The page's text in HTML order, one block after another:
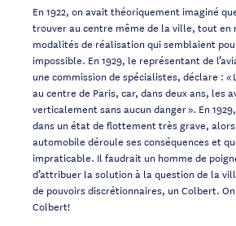
En 1922, on avait théoriquement imaginé
trouver au centre même de la ville, tout en
modalités de réalisation qui semblaient
impossible. En 1929, le représentant de
une commission de spécialistes, déclare : «
au centre de Paris, car, dans deux ans, les
verticalement sans aucun danger ». En
dans un état de flottement très grave, alors
automobile déroule ses conséquences et
impraticable. Il faudrait un homme de
d’attribuer la solution à la question de la
de pouvoirs discrétionnaires, un Colbert.
Colbert!